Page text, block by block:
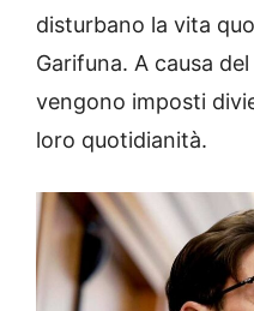
disturbano la vita
Garifuna. A causa
vengono imposti
loro quotidianità.